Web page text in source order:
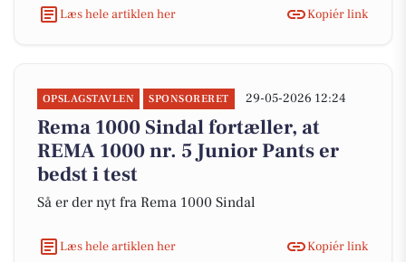
Læs hele artiklen her
Kopiér link
OPSLAGSTAVLEN SPONSORERET 29-05-2026 12:24
Rema 1000 Sindal fortæller, at
REMA 1000 nr. 5 Junior Pants er
bedst i test
Så er der nyt fra Rema 1000 Sindal
Læs hele artiklen her Kopiér link